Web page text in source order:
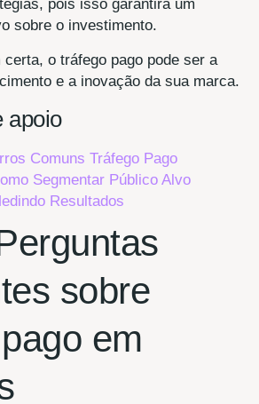
pois isso garantirá um
sobre o investimento.
certa, o tráfego pago pode ser a
e a inovação da sua marca.
apoio
Comuns Tráfego Pago
Segmentar Público Alvo
Resultados
sobre
em